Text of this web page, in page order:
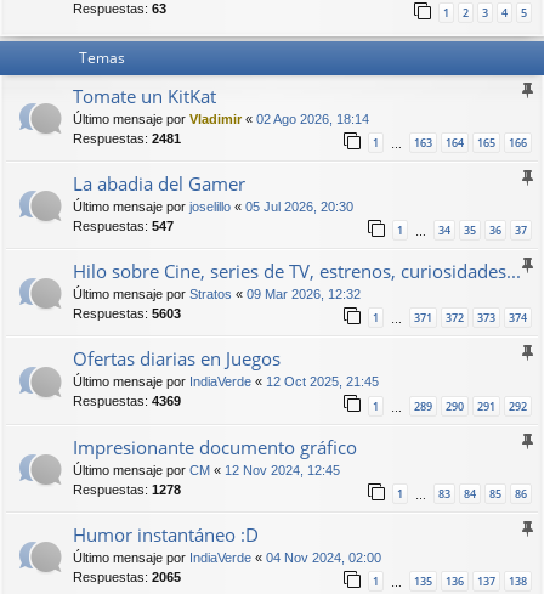
Respuestas: 63 1 2 3 4 5
Temas
Tomate un KitKat
Último mensaje por Vladimir« 02 Ago 2026, 18:14
Respuestas: 2481 1 … 163 164 165 166
La abadia del Gamer
Último mensaje por joselillo « 05 Jul 2026, 20:30
Respuestas: 547 1 … 34 35 36 37
Hilo sobre Cine, series de TV, estrenos, curiosidades...
Último mensaje por Stratos « 09 Mar 2026, 12:32
Respuestas: 5603 1 … 371 372 373 374
Ofertas diarias en Juegos
Último mensaje por IndiaVerde « 12 Oct 2025, 21:45
Respuestas: 4369 1 289 290 291 292
Impresionante documento gráfico
Último mensaje por CM « 12 Nov 2024, 12:45
Respuestas: 1278 1 83 84 85 86
Humor instantáneo :D
Último mensaje por IndiaVerde « 04 Nov 2024, 02:00
Respuestas: 2065 1 135 136 137 138